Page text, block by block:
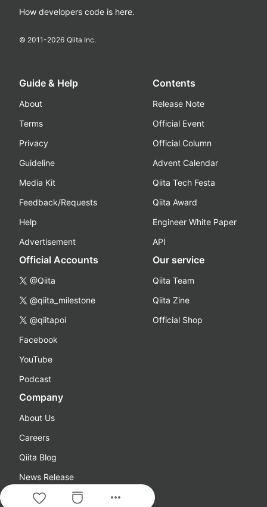
more_horiz
How developers code is here.
© 2011-2026 Qiita Inc.
Guide & Help
About
Terms
Privacy
Guideline
Media Kit
Feedback/Requests
Help
Advertisement
Contents
Release Note
Official Event
Official Column
Advent Calendar
Qiita Tech Festa
Qiita Award
Engineer White Paper
API
Official Accounts
@Qiita
@qiita_milestone
@qiitapoi
Facebook
YouTube
Podcast
Our service
Qiita Team
Qiita Zine
Official Shop
Company
About Us
Careers
Qiita Blog
News Release